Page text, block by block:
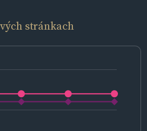
stránkach